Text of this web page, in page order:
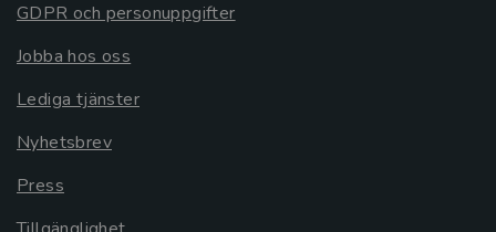
GDPR och personuppgifter
Jobba hos oss
Lediga tjänster
Nyhetsbrev
Press